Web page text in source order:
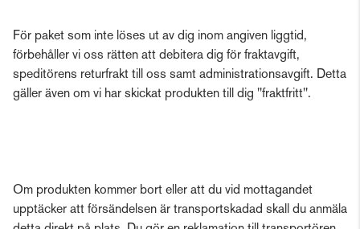
För paket som inte löses ut av dig inom angiven liggtid,
förbehåller vi oss rätten att debitera dig för fraktavgift,
speditörens returfrakt till oss samt administrationsavgift. Detta
gäller även om vi har skickat produkten till dig "fraktfritt".
Om produkten kommer bort eller att du vid mottagandet
upptäcker att försändelsen är transportskadad skall du anmäla